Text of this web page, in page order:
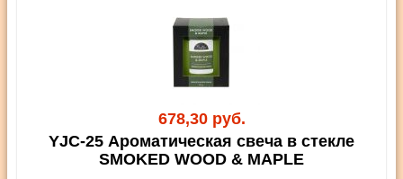
678,30 руб.
YJC-25 Ароматическая свеча в стекле
SMOKED WOOD & MAPLE